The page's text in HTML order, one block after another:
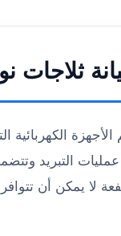
ثلاجات
الكهربائية
التبريد
لا يمكن أن